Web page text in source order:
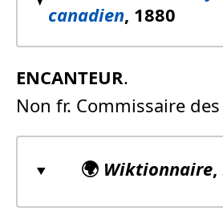
canadien, 1880
ENCANTEUR.
Non fr. Commissaire
🌍 Wiktionnaire,